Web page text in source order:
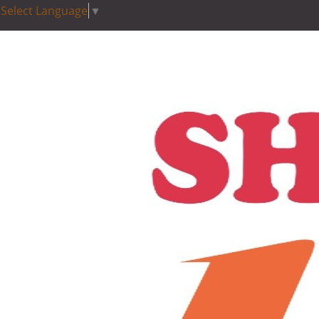
Select Language ▼